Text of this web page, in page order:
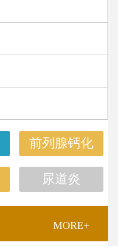
前列腺钙化
尿道炎
MORE+